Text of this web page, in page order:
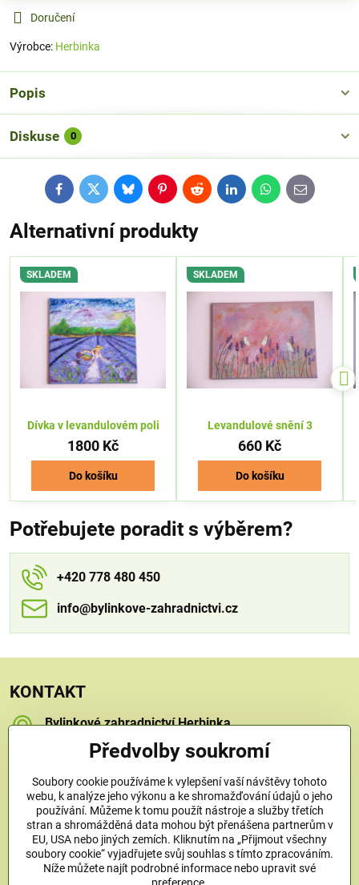
Doručení
Výrobce: Herbinka
Popis
Diskuse 0
FacebookTwitterBlueskyPinterestRedditLinkedInWhatsApp
E-
mail
Alternativní produkty
SKLADEM
Dívka v levandulovém poli
1800 Kč
Do košíku
SKLADEM
Levandulové snění 3
660 Kč
Do košíku
Potřebujete poradit s výběrem?
+420 778 480 450
info​​@bylinkove-zahradnictvi​​.cz
KONTAKT
Bylinkové zahradnictví Herbinka
Na Křečku 346
+420 778 480 450
info​@bylinkove-zahradnictvi​.cz
Co u nás najdete
Předvolby soukromí
Soubory cookie používáme k vylepšení vaší návštěvy tohoto
webu, k analýze jeho výkonu a ke shromažďování údajů o jeho
používání. Můžeme k tomu použít nástroje a služby třetích
stran a shromážděná data mohou být přenášena partnerům v
EU, USA nebo jiných zemích. Kliknutím na „Přijmout všechny
soubory cookie“ vyjadřujete svůj souhlas s tímto zpracováním.
Níže můžete najít podrobné informace nebo upravit své